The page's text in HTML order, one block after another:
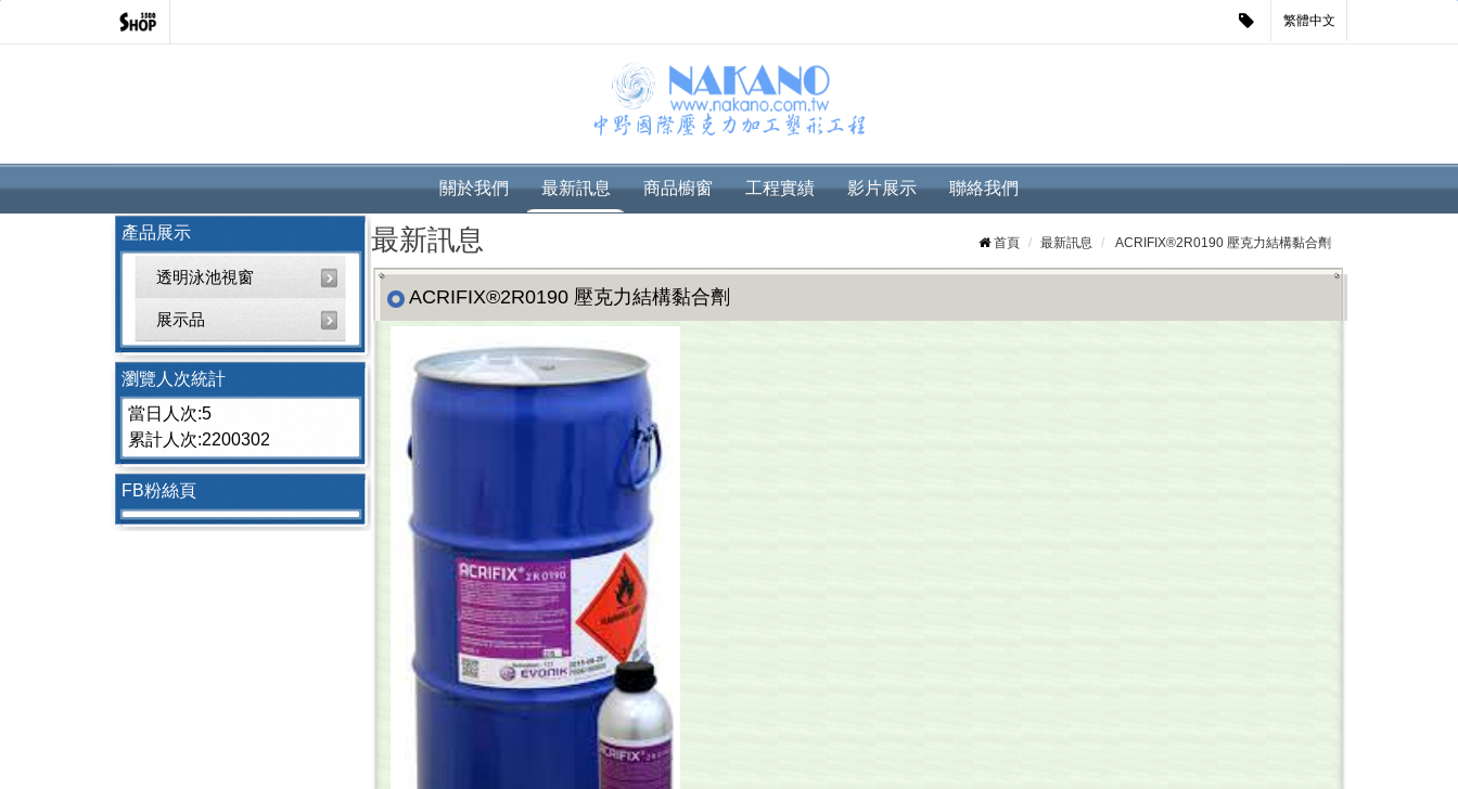
繁體中文
關於我們 最新訊息 商品櫥窗 工程實績 影片展示 聯絡我們
產品展示
透明泳池視窗
展示品
瀏覽人次統計
當日人次:5
累計人次:2200302
FB粉絲頁
最新訊息 首頁 最新訊息 ACRIFIX®2R0190 壓克力結構黏合劑
ACRIFIX®2R0190 壓克力結構黏合劑